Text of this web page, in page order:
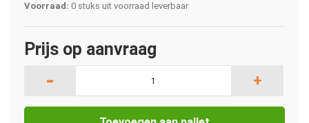
Voorraad: 0 stuks uit voorraad leverbaar
Prijs op aanvraag
- +